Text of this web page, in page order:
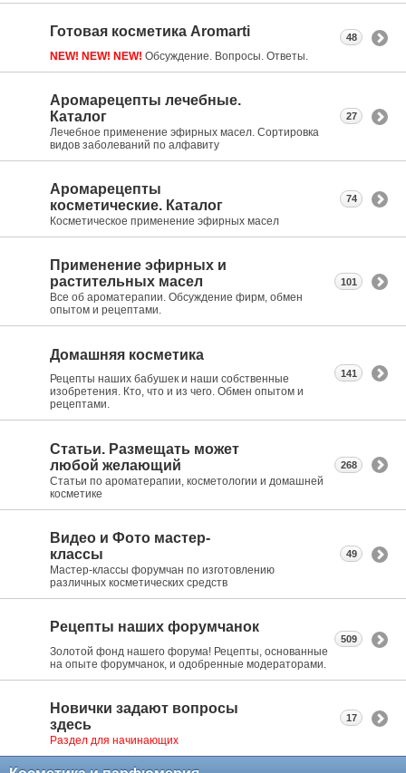
Готовая косметика Aromarti
NEW! NEW! NEW! Обсуждение. Вопросы. Ответы.
48
Аромарецепты лечебные.
Каталог
Лечебное применение эфирных масел. Сортировка
видов заболеваний по алфавиту
27
Аромарецепты
косметические. Каталог
Косметическое применение эфирных масел
74
Применение эфирных и
растительных масел
Все об ароматерапии. Обсуждение фирм, обмен
опытом и рецептами.
101
Домашняя косметика
Рецепты наших бабушек и наши собственные
изобретения. Кто, что и из чего. Обмен опытом и
рецептами.
141
Статьи. Размещать может
любой желающий
Статьи по ароматерапии, косметологии и домашней
косметике
268
Видео и Фото мастер-
классы
Мастер-классы форумчан по изготовлению
различных косметических средств
49
Рецепты наших форумчанок
Золотой фонд нашего форума! Рецепты, основанные
на опыте форумчанок, и одобренные модераторами.
509
Новички задают вопросы
здесь
Раздел для начинающих
17